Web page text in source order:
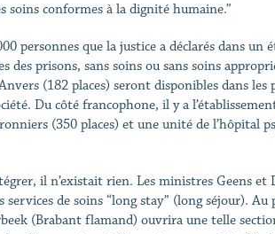
soins conformes à la dignité humaine.”
personnes que la justice a déclarés dans un
prisons, sans soins ou sans soins
(182 places) seront disponibles dans les
Du côté francophone, il y a
(350 places) et une unité de l’hôpital
il n’existait rien. Les ministres Geens et
de soins “long stay” (long séjour). Au
(Brabant flamand) ouvrira une telle